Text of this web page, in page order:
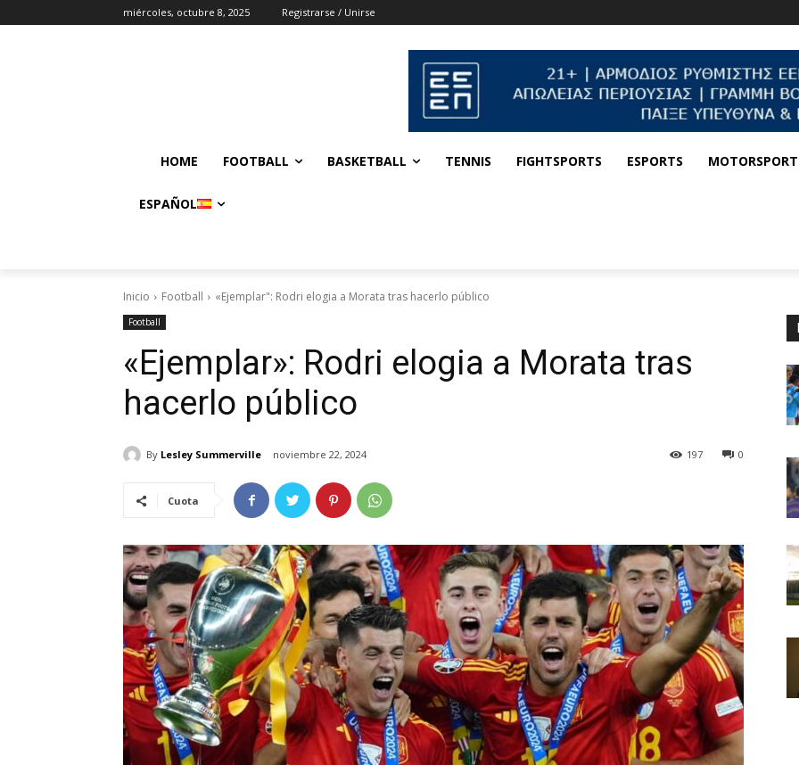
miércoles, octubre 8, 2025 Registrarse / Unirse
HOME FOOTBALL BASKETBALL TENNIS FIGHTSPORTS ESPORTS
ESPAÑOL
Inicio Football «Ejemplar": Rodri elogia a Morata tras hacerlo público
Football
«Ejemplar»: Rodri elogia a Morata tras
hacerlo público
By Lesley Summerville noviembre 22, 2024 0
197
Cuota